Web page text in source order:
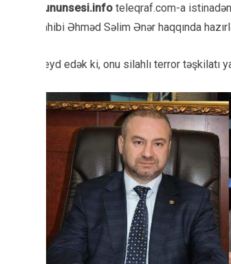
Gununsesi.info teleqraf.com-a istinadən
sahibi Əhməd Səlim Ənər haqqında
Qeyd edək ki, onu silahlı terror təşkilatı